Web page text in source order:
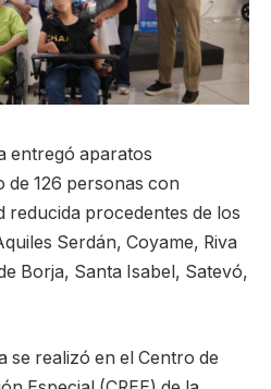
entregó aparatos
126 personas con
reducida procedentes de los
Serdán, Coyame, Riva
Borja, Santa Isabel, Satevó,
se realizó en el Centro de